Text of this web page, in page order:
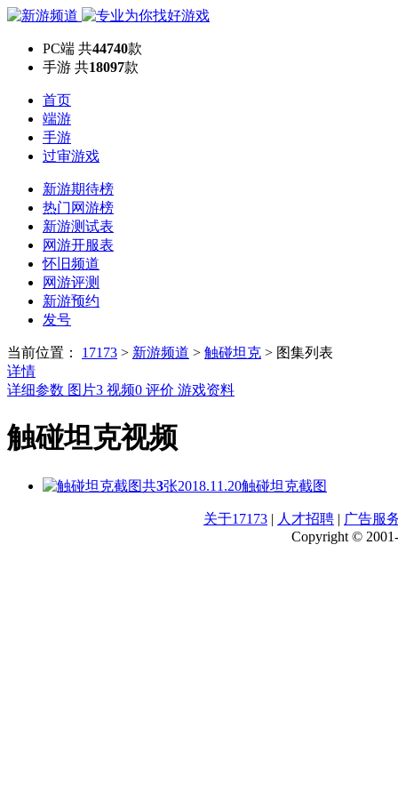
PC端 共44740款
手游 共18097款
首页
端游
手游
过审游戏
新游期待榜
热门网游榜
新游测试表
网游开服表
怀旧频道
网游评测
新游预约
发号
当前位置： 17173 > 新游频道 > 触碰坦克 > 图集列表
详情
详细参数 图片3 视频0 评价 游戏资料
触碰坦克视频
共3张2018.11.20触碰坦克截图
关于17173 | 人才招聘 | 广告服
Copyright ©